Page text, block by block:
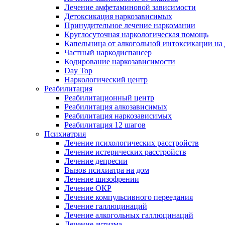
Лечение амфетаминовой зависимости
Детоксикация наркозависимых
Принудительное лечение наркомании
Круглосуточная наркологическая помощь
Капельница от алкогольной интоксикации на
Частный наркодиспансер
Кодирование наркозависимости
Day Top
Наркологический центр
Реабилитация
Реабилитационный центр
Реабилитация алкозависимых
Реабилитация наркозависимых
Реабилитация 12 шагов
Психиатрия
Лечение психологических расстройств
Лечение истерических расстройств
Лечение депресии
Вызов психиатра на дом
Лечение шизофрении
Лечение ОКР
Лечение компульсивного переедания
Лечение галлюцинаций
Лечение алкогольных галлюцинаций